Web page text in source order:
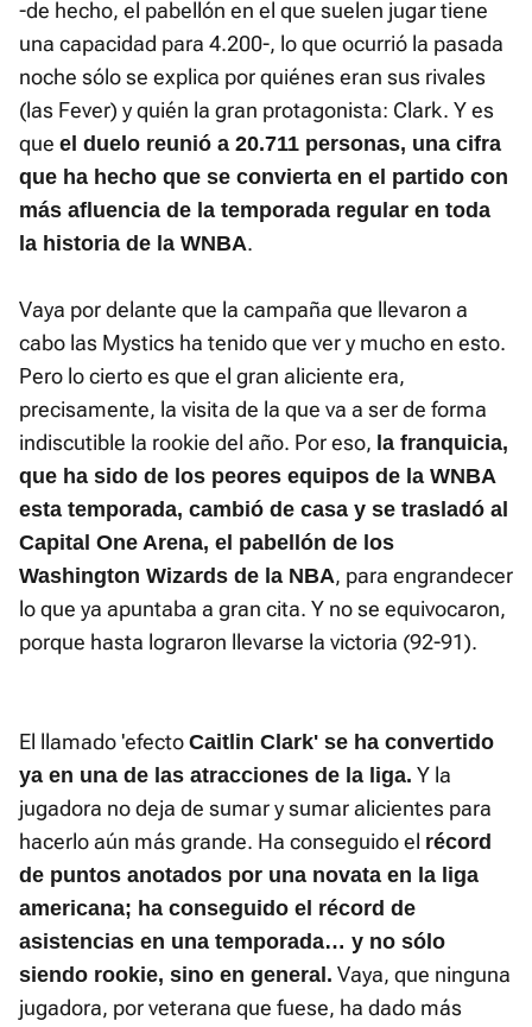
-de hecho, el pabellón en el que suelen jugar tiene
una capacidad para 4.200-, lo que ocurrió la pasada
noche sólo se explica por quiénes eran sus rivales
(las Fever) y quién la gran protagonista: Clark. Y es
que el duelo reunió a 20.711 personas, una cifra
que ha hecho que se convierta en el partido con
más afluencia de la temporada regular en toda
la historia de la WNBA.
Vaya por delante que la campaña que llevaron a
cabo las Mystics ha tenido que ver y mucho en esto.
Pero lo cierto es que el gran aliciente era,
precisamente, la visita de la que va a ser de forma
indiscutible la rookie del año. Por eso, la franquicia,
que ha sido de los peores equipos de la WNBA
esta temporada, cambió de casa y se trasladó al
Capital One Arena, el pabellón de los
Washington Wizards de la NBA, para engrandecer
lo que ya apuntaba a gran cita. Y no se equivocaron,
porque hasta lograron llevarse la victoria (92-91).
El llamado 'efecto Caitlin Clark' se ha convertido
ya en una de las atracciones de la liga. Y la
jugadora no deja de sumar y sumar alicientes para
hacerlo aún más grande. Ha conseguido el récord
de puntos anotados por una novata en la liga
americana; ha conseguido el récord de
asistencias en una temporada… y no sólo
siendo rookie, sino en general. Vaya, que ninguna
jugadora, por veterana que fuese, ha dado más